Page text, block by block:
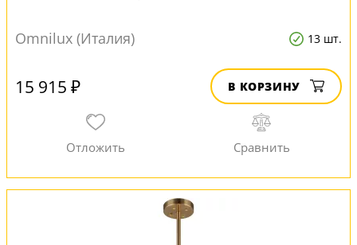
Omnilux (Италия) 13 шт.
15 915 ₽ В КОРЗИНУ